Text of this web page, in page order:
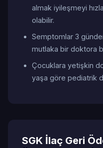
almak iyileşmeyi
olabilir.
Semptomlar 3
mutlaka bir doktora
Çocuklara yetişkin
yaşa göre pediatrik
SGK İlaç Geri